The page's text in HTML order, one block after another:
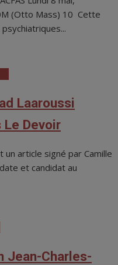
(Otto Mass) 10 Cette
Laaroussi
Devoir
article signé par Camille
et candidat au
Jean-Charles-